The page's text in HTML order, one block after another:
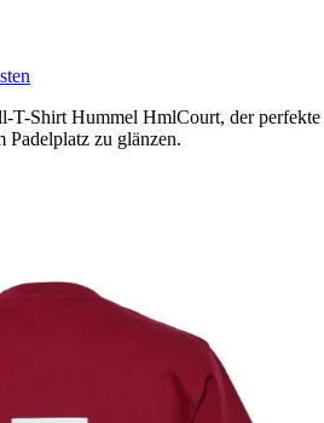
T-Shirt Hummel HmlCourt, der perfekte
zu glänzen.